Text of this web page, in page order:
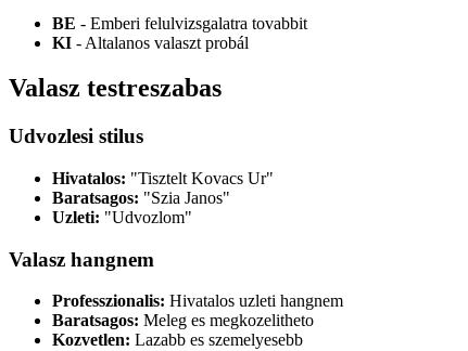
BE - Emberi felulvizsgalatra tovabbit
KI - Altalanos valaszt probál
Valasz testreszabas
Udvozlesi stilus
Hivatalos: "Tisztelt Kovacs Ur"
Baratsagos: "Szia Janos"
Uzleti: "Udvozlom"
Valasz hangnem
Professzionalis: Hivatalos uzleti hangnem
Baratsagos: Meleg es megkozelitheto
Kozvetlen: Lazabb es szemelyesebb